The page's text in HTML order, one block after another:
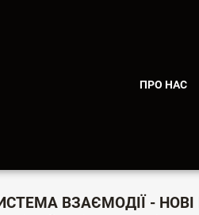
ПРО НАС
ВЗАЄМОДІЇ -